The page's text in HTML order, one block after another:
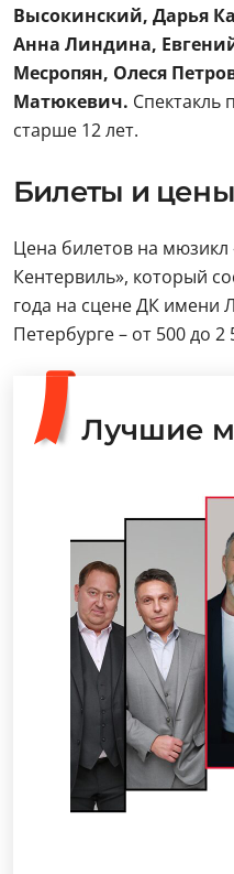
Высокинский, Дарья
Анна Линдина,
Месропян, Олеся
Матюкевич. Спектакль
старше 12 лет.
Билеты и цены
Цена билетов на мюзикл
Кентервиль», который
года на сцене ДК имени
Петербурге – от 500 до 2
Лучшие